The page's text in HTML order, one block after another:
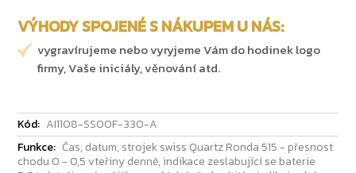
VÝHODY SPOJENÉ S NÁKUPEM U NÁS:
vygravírujeme nebo vyryjeme Vám do hodinek logo
firmy, Vaše iniciály, věnování atd.
Kód: AI1108-SS00F-330-A
Funkce: Čas, datum, strojek swiss Quartz Ronda 515 - přesnost
chodu 0 - 0,5 vteřiny denně, indikace zeslabující se baterie